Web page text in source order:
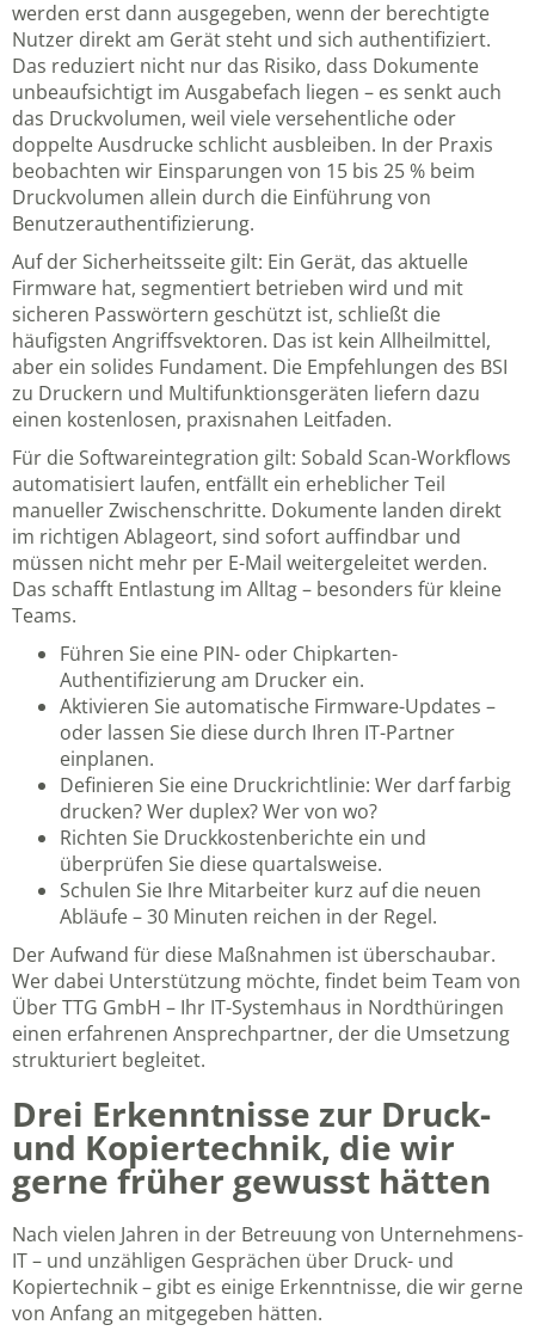
werden erst dann ausgegeben, wenn der berechtigte
Nutzer direkt am Gerät steht und sich authentifiziert.
Das reduziert nicht nur das Risiko, dass Dokumente
unbeaufsichtigt im Ausgabefach liegen – es senkt auch
das Druckvolumen, weil viele versehentliche oder
doppelte Ausdrucke schlicht ausbleiben. In der Praxis
beobachten wir Einsparungen von 15 bis 25 % beim
Druckvolumen allein durch die Einführung von
Benutzerauthentifizierung.
Auf der Sicherheitsseite gilt: Ein Gerät, das aktuelle
Firmware hat, segmentiert betrieben wird und mit
sicheren Passwörtern geschützt ist, schließt die
häufigsten Angriffsvektoren. Das ist kein Allheilmittel,
aber ein solides Fundament. Die Empfehlungen des BSI
zu Druckern und Multifunktionsgeräten liefern dazu
einen kostenlosen, praxisnahen Leitfaden.
Für die Softwareintegration gilt: Sobald Scan-Workflows
automatisiert laufen, entfällt ein erheblicher Teil
manueller Zwischenschritte. Dokumente landen direkt
im richtigen Ablageort, sind sofort auffindbar und
müssen nicht mehr per E-Mail weitergeleitet werden.
Das schafft Entlastung im Alltag – besonders für kleine
Teams.
Führen Sie eine PIN- oder Chipkarten-
Authentifizierung am Drucker ein.
Aktivieren Sie automatische Firmware-Updates –
oder lassen Sie diese durch Ihren IT-Partner
einplanen.
Definieren Sie eine Druckrichtlinie: Wer darf farbig
drucken? Wer duplex? Wer von wo?
Richten Sie Druckkostenberichte ein und
überprüfen Sie diese quartalsweise.
Schulen Sie Ihre Mitarbeiter kurz auf die neuen
Abläufe – 30 Minuten reichen in der Regel.
Der Aufwand für diese Maßnahmen ist überschaubar.
Wer dabei Unterstützung möchte, findet beim Team von
Über TTG GmbH – Ihr IT-Systemhaus in Nordthüringen
einen erfahrenen Ansprechpartner, der die Umsetzung
strukturiert begleitet.
Drei Erkenntnisse zur Druck-
und Kopiertechnik, die wir
gerne früher gewusst hätten
Nach vielen Jahren in der Betreuung von Unternehmens-
IT – und unzähligen Gesprächen über Druck- und
Kopiertechnik – gibt es einige Erkenntnisse, die wir gerne
von Anfang an mitgegeben hätten.